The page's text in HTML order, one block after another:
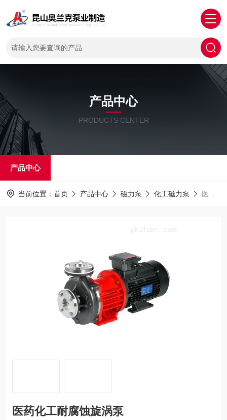
产品中心
PRODUCTS CENTER
产品中心
当前位置： 首页 产品中心 磁力泵 化工磁力泵 医药化工耐腐蚀旋涡泵
医药化工耐腐蚀旋涡泵